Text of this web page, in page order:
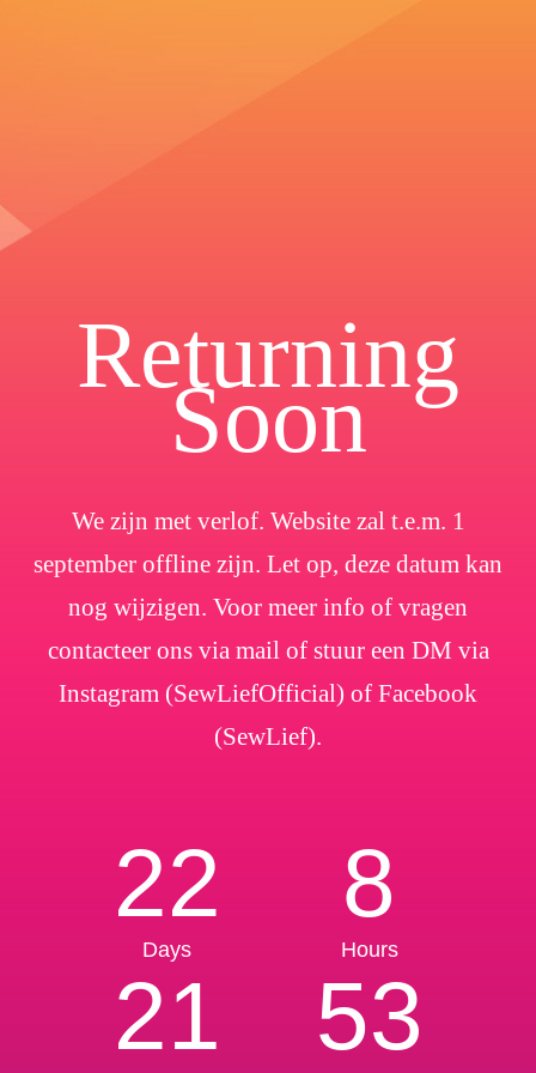
Returning
Soon
We zijn met verlof. Website zal t.e.m. 1
september offline zijn. Let op, deze datum kan
nog wijzigen. Voor meer info of vragen
contacteer ons via mail of stuur een DM via
Instagram (SewLiefOfficial) of Facebook
(SewLief).
22
Days
8
Hours
21 53